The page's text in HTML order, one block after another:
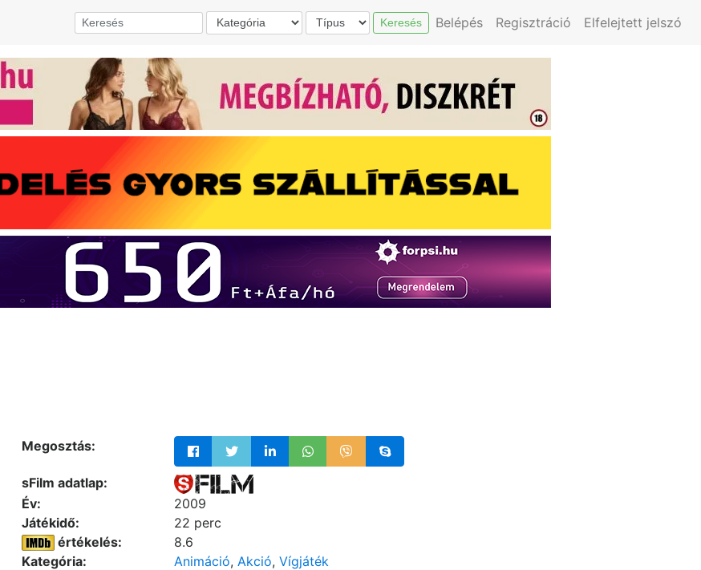
Keresés Belépés Regisztráció Elfelejtett jelszó
Megosztás:
sFilm adatlap:
Év:
2009
Játékidő:
22 perc
értékelés:
8.6
Kategória:
Animáció, Akció, Vígjáték